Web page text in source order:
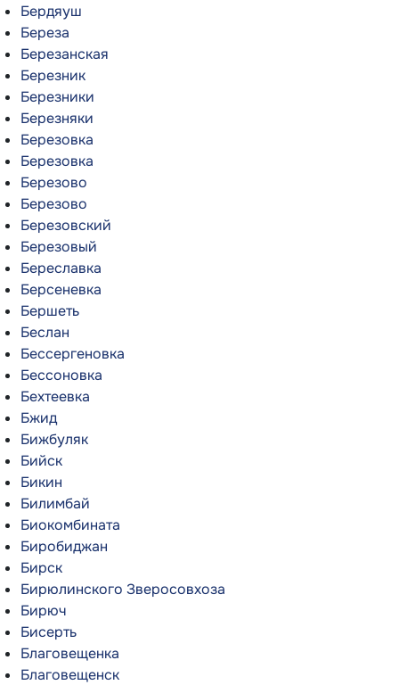
Бердяуш
Береза
Березанская
Березник
Березники
Березняки
Березовка
Березовка
Березово
Березово
Березовский
Березовый
Береславка
Берсеневка
Бершеть
Беслан
Бессергеновка
Бессоновка
Бехтеевка
Бжид
Бижбуляк
Бийск
Бикин
Билимбай
Биокомбината
Биробиджан
Бирск
Бирюлинского Зверосовхоза
Бирюч
Бисерть
Благовещенка
Благовещенск